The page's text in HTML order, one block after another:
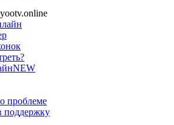
NEW
проблеме
поддержку